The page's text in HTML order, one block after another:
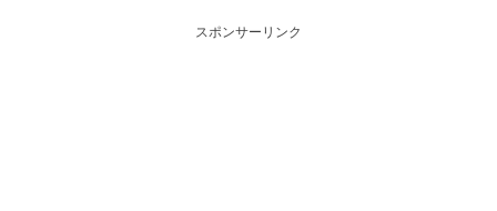
スポンサーリンク